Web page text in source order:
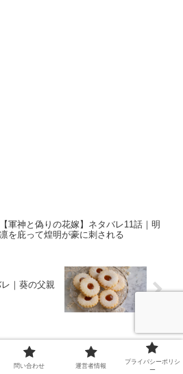
【軍神と偽りの花嫁】ネタバレ11話｜明
凛を庇って煌明が豪に刺される
｜葵の父親
問い合わせ 運営者情報
プライバシーポリシ
ー